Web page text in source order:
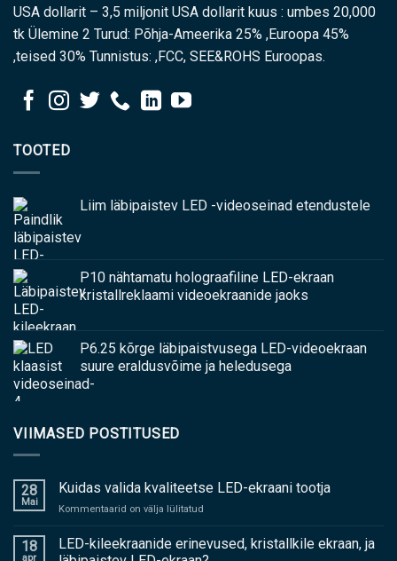
USA dollarit – 3,5 miljonit USA dollarit kuus : umbes 20,000
tk Ülemine 2 Turud: Põhja-Ameerika 25% ,Euroopa 45%
,teised 30% Tunnistus: ,FCC, SEE&ROHS Euroopas.
TOOTED
Liim läbipaistev LED -videoseinad etendustele
P10 nähtamatu holograafiline LED-ekraan
kristallreklaami videoekraanide jaoks
P6.25 kõrge läbipaistvusega LED-videoekraan
suure eraldusvõime ja heledusega
VIIMASED POSTITUSED
28
Mai
Kuidas valida kvaliteetse LED-ekraani tootja
Kommentaarid on välja lülitatud
valida
kvaliteetse
18
apr
LED-kileekraanide erinevused, kristallkile ekraan, ja